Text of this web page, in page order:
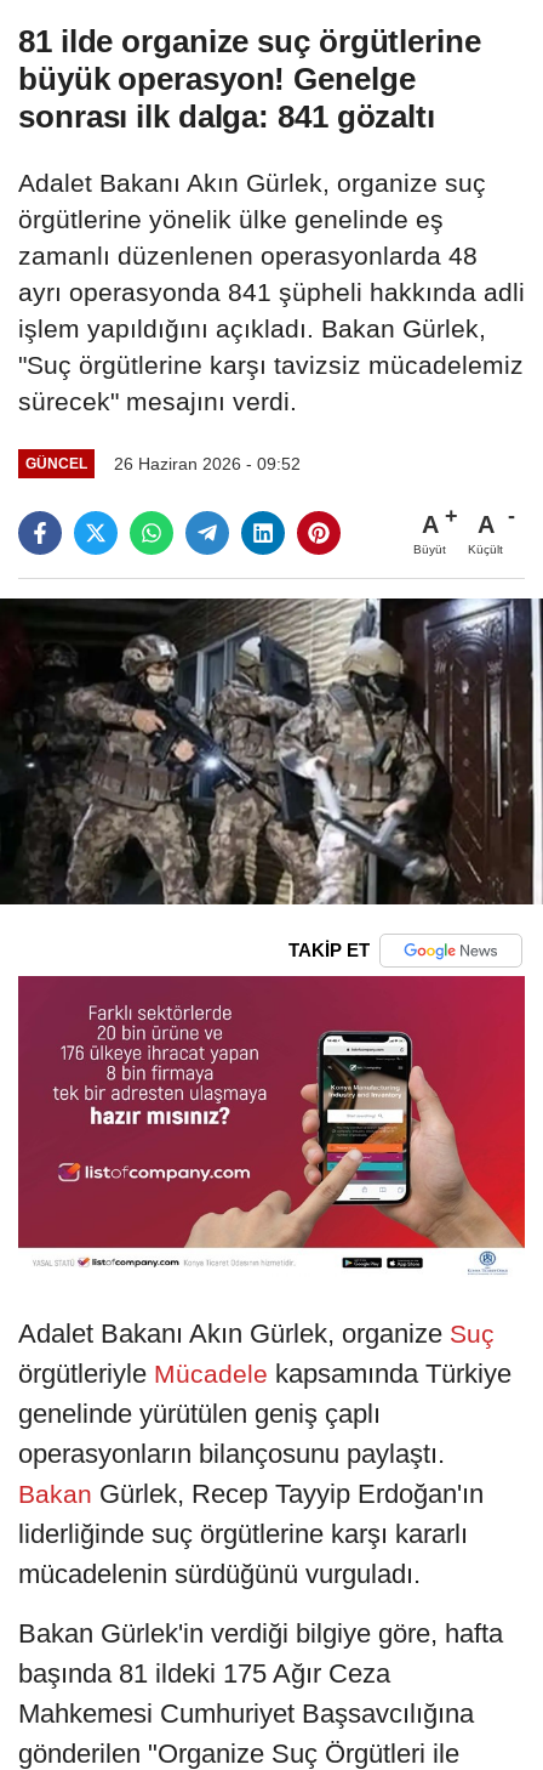
81 ilde organize suç örgütlerine
büyük operasyon! Genelge
sonrası ilk dalga: 841 gözaltı
Adalet Bakanı Akın Gürlek, organize suç
örgütlerine yönelik ülke genelinde eş
zamanlı düzenlenen operasyonlarda 48
ayrı operasyonda 841 şüpheli hakkında adli
işlem yapıldığını açıkladı. Bakan Gürlek,
"Suç örgütlerine karşı tavizsiz mücadelemiz
sürecek" mesajını verdi.
GÜNCEL 26 Haziran 2026 - 09:52
A
Büyüt
A
Küçült
TAKİP ET
Adalet Bakanı Akın Gürlek, organize Suç
örgütleriyle Mücadele kapsamında Türkiye
genelinde yürütülen geniş çaplı
operasyonların bilançosunu paylaştı.
Bakan Gürlek, Recep Tayyip Erdoğan'ın
liderliğinde suç örgütlerine karşı kararlı
mücadelenin sürdüğünü vurguladı.
Bakan Gürlek'in verdiği bilgiye göre, hafta
başında 81 ildeki 175 Ağır Ceza
Mahkemesi Cumhuriyet Başsavcılığına
gönderilen "Organize Suç Örgütleri ile